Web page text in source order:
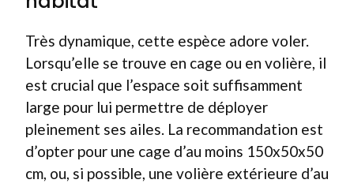
Très dynamique, cette espèce adore voler.
Lorsqu’elle se trouve en cage ou en volière, il
est crucial que l’espace soit suffisamment
large pour lui permettre de déployer
pleinement ses ailes. La recommandation est
d’opter pour une cage d’au moins 150x50x50
cm, ou, si possible, une volière extérieure d’au